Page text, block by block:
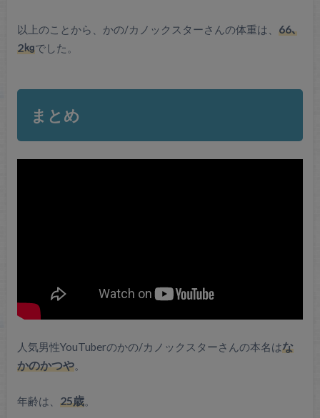
以上のことから、かの/カノックスターさんの体重は、 66､
2㎏でした。
まとめ
人気男性YouTuberのかの/カノックスターさんの本名はな
かのかつや。
年齢は、 25歳。